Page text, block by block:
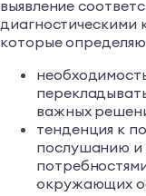
выявление
диагностическими
которые
важных
тенденция к
послушанию и
окружающих